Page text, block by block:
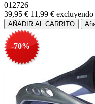
012726
39,95 € 11,99 € excluyendo
-70%